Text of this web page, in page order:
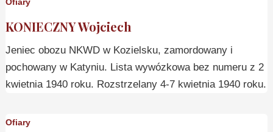
Ofiary
KONIECZNY Wojciech
Jeniec obozu NKWD w Kozielsku, zamordowany i
pochowany w Katyniu. Lista wywózkowa bez numeru z 2
kwietnia 1940 roku. Rozstrzelany 4-7 kwietnia 1940 roku.
Ofiary